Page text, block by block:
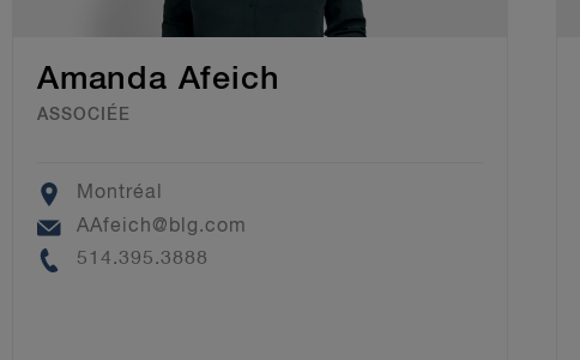
Amanda Afeich
ASSOCIÉE
Location
Montréal
Email
AAfeich@blg.com
Phone
514.395.3888